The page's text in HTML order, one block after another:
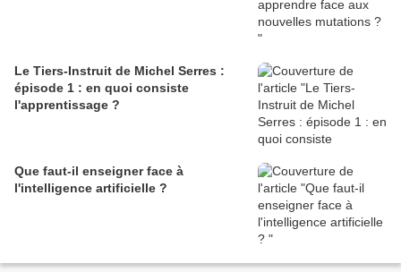
Le Tiers-Instruit de Michel Serres :
épisode 1 : en quoi consiste
l'apprentissage ?
Que faut-il enseigner face à
l'intelligence artificielle ?